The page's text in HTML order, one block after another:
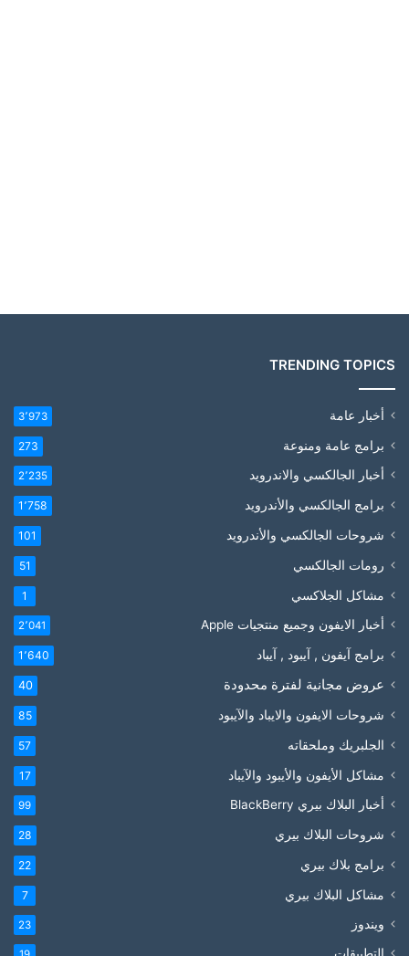
TRENDING TOPICS
أخبار عامة 3٬973
برامج عامة ومنوعة 273
أخبار الجالكسي والاندرويد 2٬235
برامج الجالكسي والأندرويد 1٬758
شروحات الجالكسي والأندرويد 101
رومات الجالكسي 51
مشاكل الجلاكسي 1
أخبار الايفون وجميع منتجيات Apple 2٬041
برامج آيفون , آيبود , آيباد 1٬640
عروض مجانية لفترة محدودة 40
شروحات الايفون والايباد والآيبود 85
الجلبريك وملحقاته 57
مشاكل الأيفون والأيبود والآيباد 17
أخبار البلاك بيري BlackBerry 99
شروحات البلاك بيري 28
برامج بلاك بيري 22
مشاكل البلاك بيري 7
ويندوز 23